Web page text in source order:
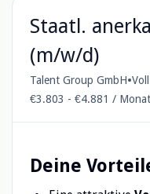
Staatl.
(m/w/d)
Talent Group GmbH•
€3.803 - €4.881 / Monat
Deine